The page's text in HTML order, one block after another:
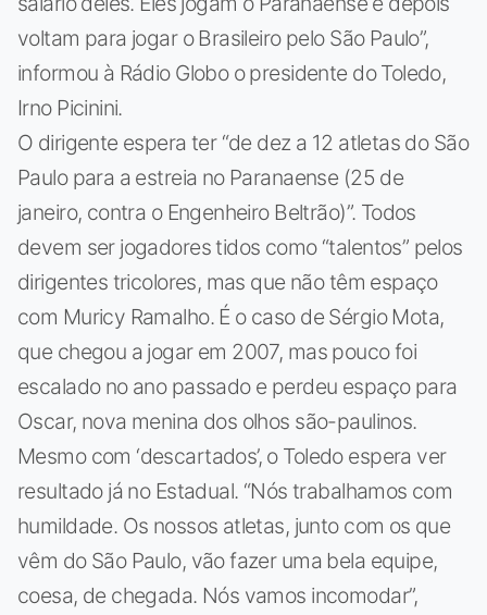
voltam para jogar o Brasileiro pelo São Paulo”,
informou à Rádio Globo o presidente do Toledo,
Irno Picinini.
O dirigente espera ter “de dez a 12 atletas do São
Paulo para a estreia no Paranaense (25 de
janeiro, contra o Engenheiro Beltrão)”. Todos
devem ser jogadores tidos como “talentos” pelos
dirigentes tricolores, mas que não têm espaço
com Muricy Ramalho. É o caso de Sérgio Mota,
que chegou a jogar em 2007, mas pouco foi
escalado no ano passado e perdeu espaço para
Oscar, nova menina dos olhos são-paulinos.
Mesmo com ‘descartados’, o Toledo espera ver
resultado já no Estadual. “Nós trabalhamos com
humildade. Os nossos atletas, junto com os que
vêm do São Paulo, vão fazer uma bela equipe,
coesa, de chegada. Nós vamos incomodar”,